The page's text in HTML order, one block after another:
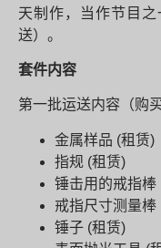
天制作，当作节目
送）。
套件内容
第一批运送内容（购
金属样品 (租赁)
指规 (租赁)
锤击用的戒指棒
戒指尺寸测量棒
锤子 (租赁)